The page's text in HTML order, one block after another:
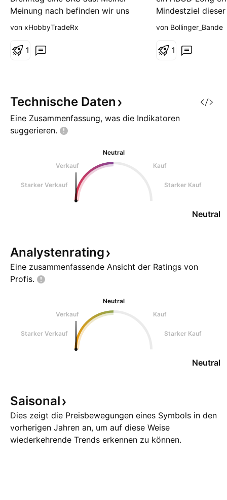
Meinung nach befinden wir uns
grade bei der Ausführung von der
bestätigen und die 72€ Marke
offener Gap von Ja
von xHobbyTradeRx
1
Mindestziel
wie immer im
von Bollinger_Bande
1
Technische Daten
Eine Zusammenfassung, was die Indikatoren
suggerieren.
Neutral
Verkauf
Kauf
Starker Verkauf Starker Kauf
Neutral
Analystenrating
Eine zusammenfassende Ansicht der Ratings von
Profis.
Neutral
Verkauf
Kauf
Starker Verkauf Starker Kauf
Neutral
Saisonal
Dies zeigt die Preisbewegungen eines Symbols in den
vorherigen Jahren an, um auf diese Weise
wiederkehrende Trends erkennen zu können.